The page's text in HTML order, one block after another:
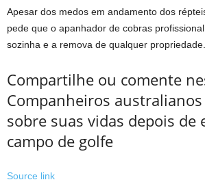
Apesar dos medos em andamento dos
pede que o apanhador de cobras
sozinha e a remova de qualquer propriedade.
Compartilhe ou comente
Companheiros
sobre suas vidas depois de
campo de golfe
Source link